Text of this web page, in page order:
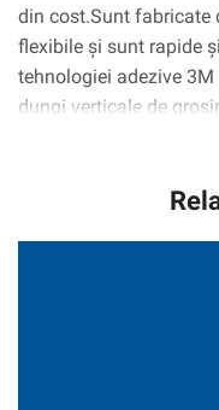
din cost.Sunt fabricate
flexibile și sunt rapide
tehnologiei adezive
dungi verticale de